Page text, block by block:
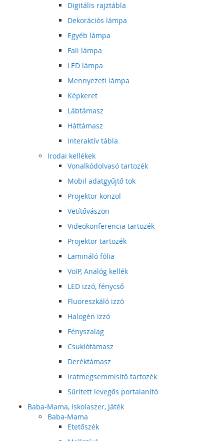
Digitális rajztábla
Dekorációs lámpa
Egyéb lámpa
Fali lámpa
LED lámpa
Mennyezeti lámpa
Képkeret
Lábtámasz
Háttámasz
Interaktív tábla
Irodai kellékek
Vonalkódolvasó tartozék
Mobil adatgyűjtő tok
Projektor konzol
Vetítővászon
Videokonferencia tartozék
Projektor tartozék
Lamináló fólia
VoIP, Analóg kellék
LED izzó, fénycső
Fluoreszkáló izzó
Halogén izzó
Fényszalag
Csuklótámasz
Deréktámasz
Iratmegsemmisítő tartozék
Sűrített levegős portalanító
Baba-Mama, Iskolaszer, Játék
Baba-Mama
Etetőszék